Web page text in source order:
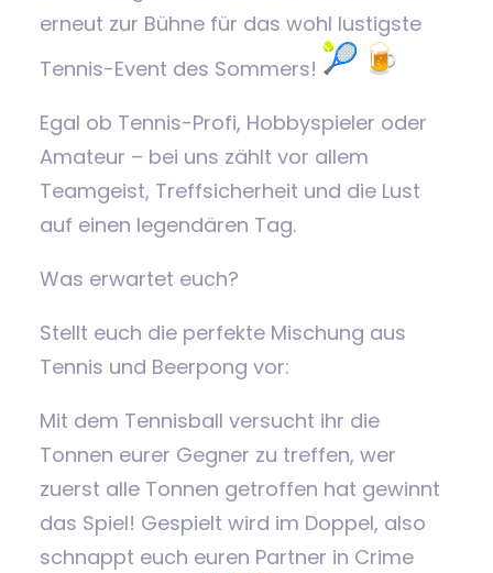
erneut zur Bühne für das wohl lustigste
Tennis-Event des Sommers!
Egal ob Tennis-Profi, Hobbyspieler oder
Amateur – bei uns zählt vor allem
Teamgeist, Treffsicherheit und die Lust
auf einen legendären Tag.
Was erwartet euch?
Stellt euch die perfekte Mischung aus
Tennis und Beerpong vor:
Mit dem Tennisball versucht ihr die
Tonnen eurer Gegner zu treffen, wer
zuerst alle Tonnen getroffen hat gewinnt
das Spiel! Gespielt wird im Doppel, also
schnappt euch euren Partner in Crime